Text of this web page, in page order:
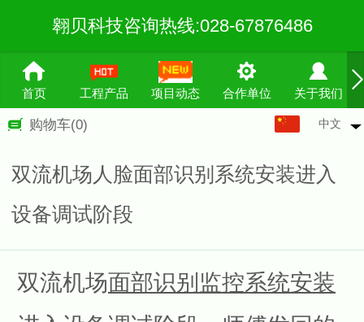
翱贝科技咨询热线:028-67876486
首页 工程产品 项目动态 合作单位 关于我们
购物车(0) 中文
双流机场人脸面部识别系统安装进入
设备调试阶段
双流机场面部识别监控系统安装